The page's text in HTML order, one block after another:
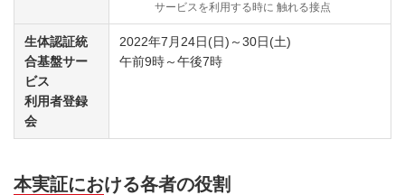
サービスを利用する時に 触れる接点
生体認証統
合基盤サー
ビス
利用者登録
会
2022年7月24日(日)～30日(土)
午前9時～午後7時
本実証における各者の役割